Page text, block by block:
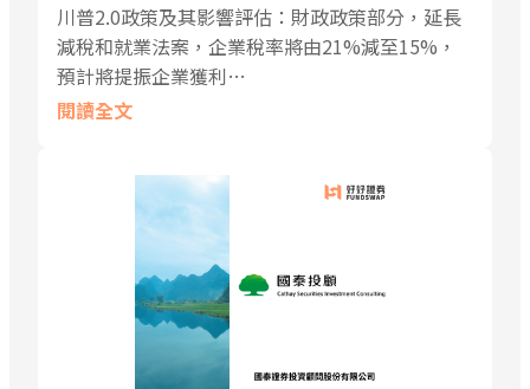
川普2.0政策及其影響評估：財政政策部分，延長
減稅和就業法案，企業稅率將由21%減至15%，
預計將提振企業獲利…
閱讀全文